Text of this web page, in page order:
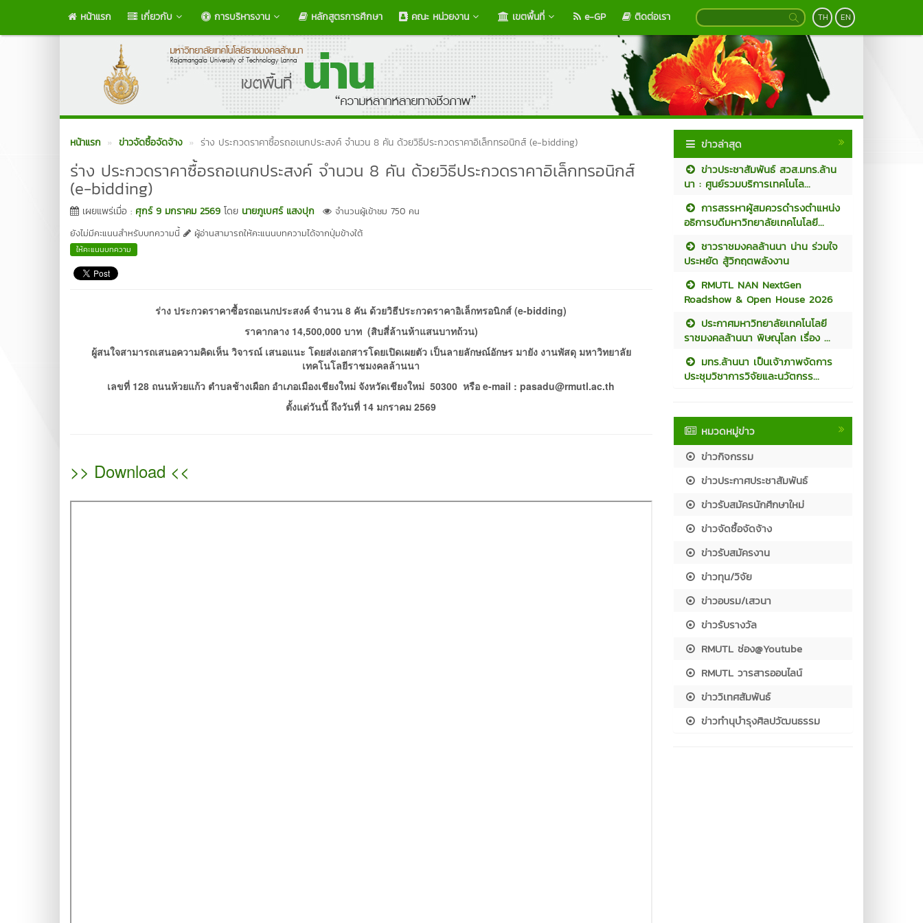
หน้าแรก เกี่ยวกับ การบริหารงาน หลักสูตรการศึกษา คณะ หน่วยงาน เขตพื้นที่ e-GP ติดต่อเรา TH EN
หน้าแรก ข่าวจัดซื้อจัดจ้าง ร่าง ประกวดราคาซื้อรถอเนกประสงค์ จำนวน 8 คัน ด้วยวิธีประกวดราคาอิเล็กทรอนิกส์ (e-bidding)
ร่าง ประกวดราคาซื้อรถอเนกประสงค์ จำนวน 8 คัน ด้วยวิธีประกวดราคาอิเล็กทรอนิกส์
(e-bidding)
เผยแพร่เมื่อ : ศุกร์ 9 มกราคม 2569 โดย นายภูเบศร์ แสงปุก
จำนวนผู้เข้าชม 750 คน
ยังไม่มีคะแนนสำหรับบทความนี้
ผู้อ่านสามารถให้คะแนนบทความได้จากปุ่มข้างใต้
ให้คะแนนบทความ
ร่าง ประกวดราคาซื้อรถอเนกประสงค์ จำนวน 8 คัน ด้วยวิธีประกวดราคาอิเล็กทรอนิกส์ (e-bidding)
ราคากลาง 14,500,000 บาท (สิบสี่ล้านห้าแสนบาทถ้วน)
ผู้สนใจสามารถเสนอความคิดเห็น วิจารณ์ เสนอแนะ โดยส่งเอกสารโดยเปิดเผยตัว เป็นลายลักษณ์อักษร มายัง งานพัสดุ มหาวิทยาลัย
เทคโนโลยีราชมงคลล้านนา
เลขที่ 128 ถนนห้วยแก้ว ตำบลช้างเผือก อำเภอเมืองเชียงใหม่ จังหวัดเชียงใหม่ 50300 หรือ e-mail : pasadu@rmutl.ac.th
ตั้งแต่วันนี้ ถึงวันที่ 14 มกราคม 2569
>> Download <<
ข่าวล่าสุด
ข่าวประชาสัมพันธ์ สวส.มทร.ล้าน
นา : ศูนย์รวมบริการเทคโนโล...
การสรรหาผู้สมควรดำรงตำแหน่ง
อธิการบดีมหาวิทยาลัยเทคโนโลยี...
ชาวราชมงคลล้านนา น่าน ร่วมใจ
ประหยัด สู้วิกฤตพลังงาน
RMUTL NAN NextGen
Roadshow & Open House 2026
ประกาศมหาวิทยาลัยเทคโนโลยี
ราชมงคลล้านนา พิษณุโลก เรื่อง ...
มทร.ล้านนา เป็นเจ้าภาพจัดการ
ประชุมวิชาการวิจัยและนวัตกรร...
หมวดหมู่ข่าว
ข่าวกิจกรรม
ข่าวประกาศประชาสัมพันธ์
ข่าวรับสมัครนักศึกษาใหม่
ข่าวจัดซื้อจัดจ้าง
ข่าวรับสมัครงาน
ข่าวทุน/วิจัย
ข่าวอบรม/เสวนา
ข่าวรับรางวัล
RMUTL ช่อง@Youtube
RMUTL วารสารออนไลน์
ข่าววิเทศสัมพันธ์
ข่าวทำนุบำรุงศิลปวัฒนธรรม